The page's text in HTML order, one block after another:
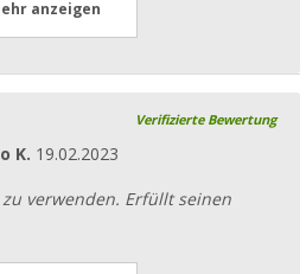
anzeigen
Verifizierte Bewertung
K. 19.02.2023
verwenden. Erfüllt seinen